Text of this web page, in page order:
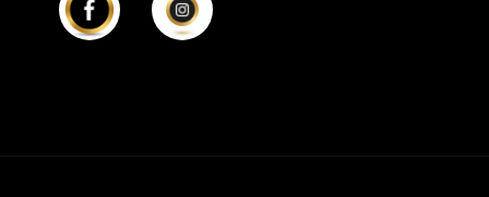
Facebook Instagram